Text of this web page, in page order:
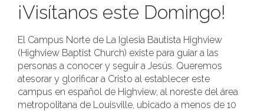
¡Visítanos este Domingo!
El Campus Norte de La Iglesia Bautista Highview
(Highview Baptist Church) existe para guiar a las
personas a conocer y seguir a Jesús. Queremos
atesorar y glorificar a Cristo al establecer este
campus en español de Highview, al noreste del área
metropolitana de Louisville, ubicado a menos de 10